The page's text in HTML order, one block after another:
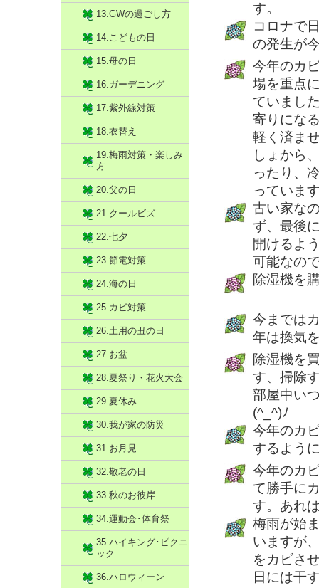
す。
コロナで
の発生が
今年のカ
場を重点
ていまし
寄りにな
軽く済ま
しょから
ったり、
っていま
古い家な
ず、最後
開けるよ
可能なの
除湿機を
今までは
年は換気
除湿機を
す、掃除
部屋中い
(^_^)ﾉ
今年のカ
するよう
今年のカ
て勝手に
す。あれ
梅雨が始
いますが
をカビさ
日には干
13.GWの過ごし方
14.こどもの日
15.母の日
16.ガーデニング
17.紫外線対策
18.衣替え
19.梅雨対策・楽しみ
方
20.父の日
21.クールビズ
22.七夕
23.節電対策
24.海の日
25.カビ対策
26.土用の丑の日
27.お盆
28.夏祭り・花火大会
29.夏休み
30.我が家の防災
31.お月見
32.敬老の日
33.秋のお彼岸
34.運動会･体育祭
35.ハイキング･ピクニ
ック
36.ハロウィーン